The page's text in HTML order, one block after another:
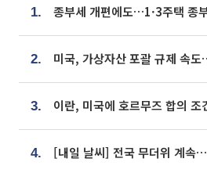
1.
2.
3.
4.